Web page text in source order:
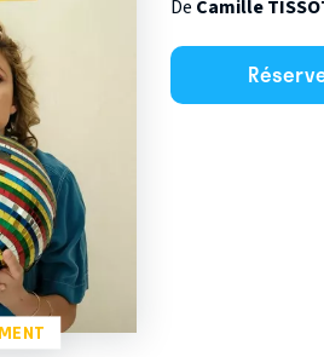
De Camille